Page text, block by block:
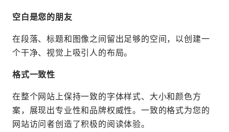
空白是您的朋友
在段落、标题和图像之间留出足够的空间，以创建一
个干净、视觉上吸引人的布局。
格式一致性
在整个网站上保持一致的字体样式、大小和颜色方
案，展现出专业性和品牌权威性。一致的格式为您的
网站访问者创造了积极的阅读体验。